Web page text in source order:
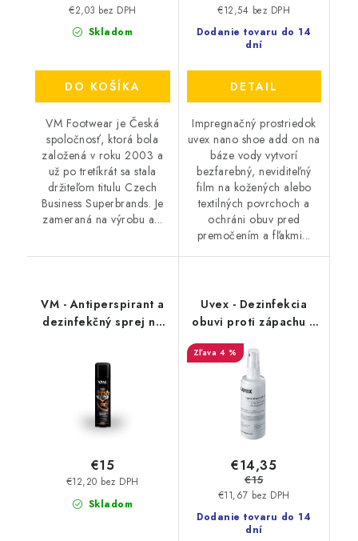
Skladom
€2,03 bez DPH
DO KOŠÍKA
VM Footwear je Česká
spoločnosť, ktorá bola
založená v roku 2003 a
už po tretíkrát sa stala
držiteľom titulu Czech
Business Superbrands. Je
zameraná na výrobu a...
Dodanie tovaru do 14
dní
€12,54 bez DPH
DETAIL
Impregnačný prostriedok
uvex nano shoe add on na
báze vody vytvorí
bezfarebný, neviditeľný
film na kožených alebo
textilných povrchoch a
ochráni obuv pred
premočením a fľakmi...
VM - Antiperspirant a
dezinfekčný sprej na
Skladom
€12,20 bez DPH
€15
Uvex - Dezinfekcia
obuvi proti zápachu a
9698/3
4 %
Dodanie tovaru do 14
dní
€11,67 bez DPH
€14,35
€15